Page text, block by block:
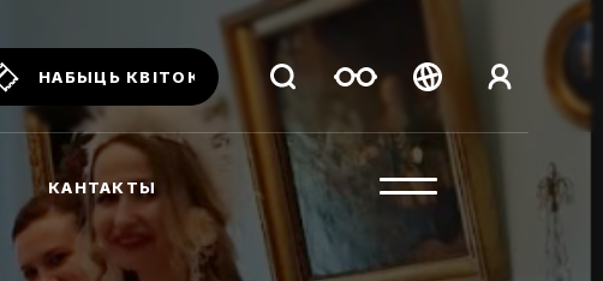
НАБЫЦЬ КВІТОК
Беларуская
Русский
КАНТАКТЫ